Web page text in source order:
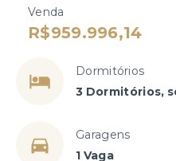
Venda
R$959.996,14
Dormitórios
3 Dormitórios,
Garagens
1 Vaga